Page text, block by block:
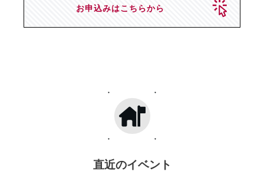
お申込みはこちらから
直近のイベント